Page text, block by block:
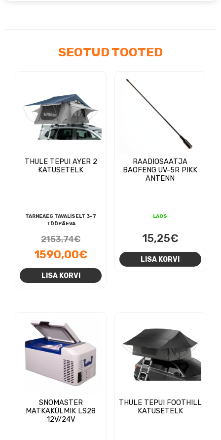
SEOTUD TOOTED
THULE TEPUI AYER 2
KATUSETELK
TARNEAEG TAVALISELT 3-7
TÖÖPÄEVA
2153,74€Algne
hind
oli:
2153,74€.
1590,00€Praegune
hind
on:
LISA KORVI
RAADIOSAATJA
BAOFENG UV-5R PIKK
ANTENN
LAOS
15,25€
LISA KORVI
SNOMASTER
MATKAKÜLMIK LS28
12V/24V
THULE TEPUI FOOTHILL
KATUSETELK